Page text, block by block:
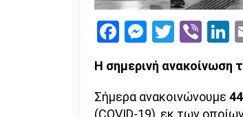
FacebookTwitter
Η σημερινή ανακοίνωση
Σήμερα ανακοινώνουμε
(COVID-19), εκ των